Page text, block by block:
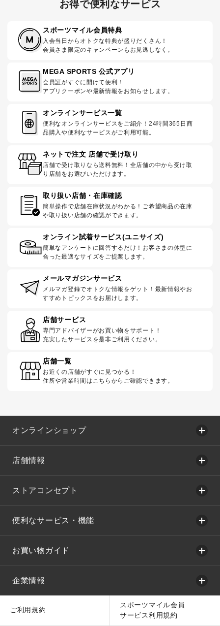
お得で便利なサービス
スポーツマイル会員特典
入会当日からオトクな特典が盛りだくさん！
会員さま限定のキャンペーンもお見逃しなく。
MEGA SPORTS 公式アプリ
会員証がすぐに開けて便利！
アプリクーポンや最新情報をお知らせします。
オンラインサービス一覧
便利なオンラインサービスをご紹介！24時間365日商
品購入や便利なサービスがご利用可能。
ネットで注文 店舗で受け取り
店舗で受け取りなら送料無料！全店舗の中から受け取
り店舗をお選びいただけます。
取り扱い店舗・在庫確認
簡単操作で店舗在庫状況がわかる！ご希望商品の在庫
や取り扱い店舗の確認ができます。
オンライン試着サービス(ユニサイズ)
簡単なアンケートに回答するだけ！お客さまの体型に
合った最適なサイズをご提案します。
メールマガジンサービス
メルマガ登録でオトクな情報をゲット！最新情報やお
すすめトピックスをお届けします。
店舗サービス
専門アドバイザーがお買い物をサポート！
充実したサービスを是非ご利用ください。
店舗一覧
お近くの店舗がすぐに見つかる！
住所や営業時間はこちらからご確認できます。
オンラインショップ
店舗情報
ストアコンセプト
便利なサービス・機能
お買い物ガイド
企業情報
ご利用規約
スポーツマイル会員
サービス利用規約